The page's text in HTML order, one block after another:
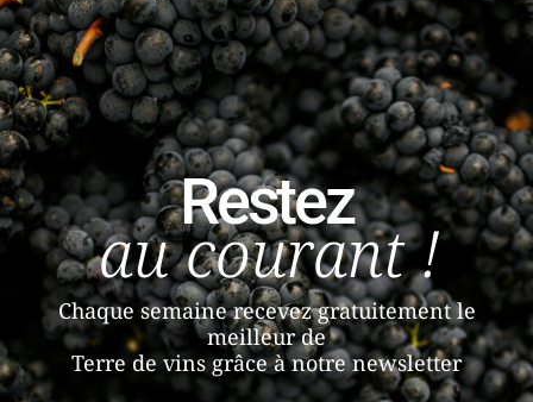
Restez
au courant !
Chaque semaine recevez gratuitement le
meilleur de
Terre de vins grâce à notre newsletter